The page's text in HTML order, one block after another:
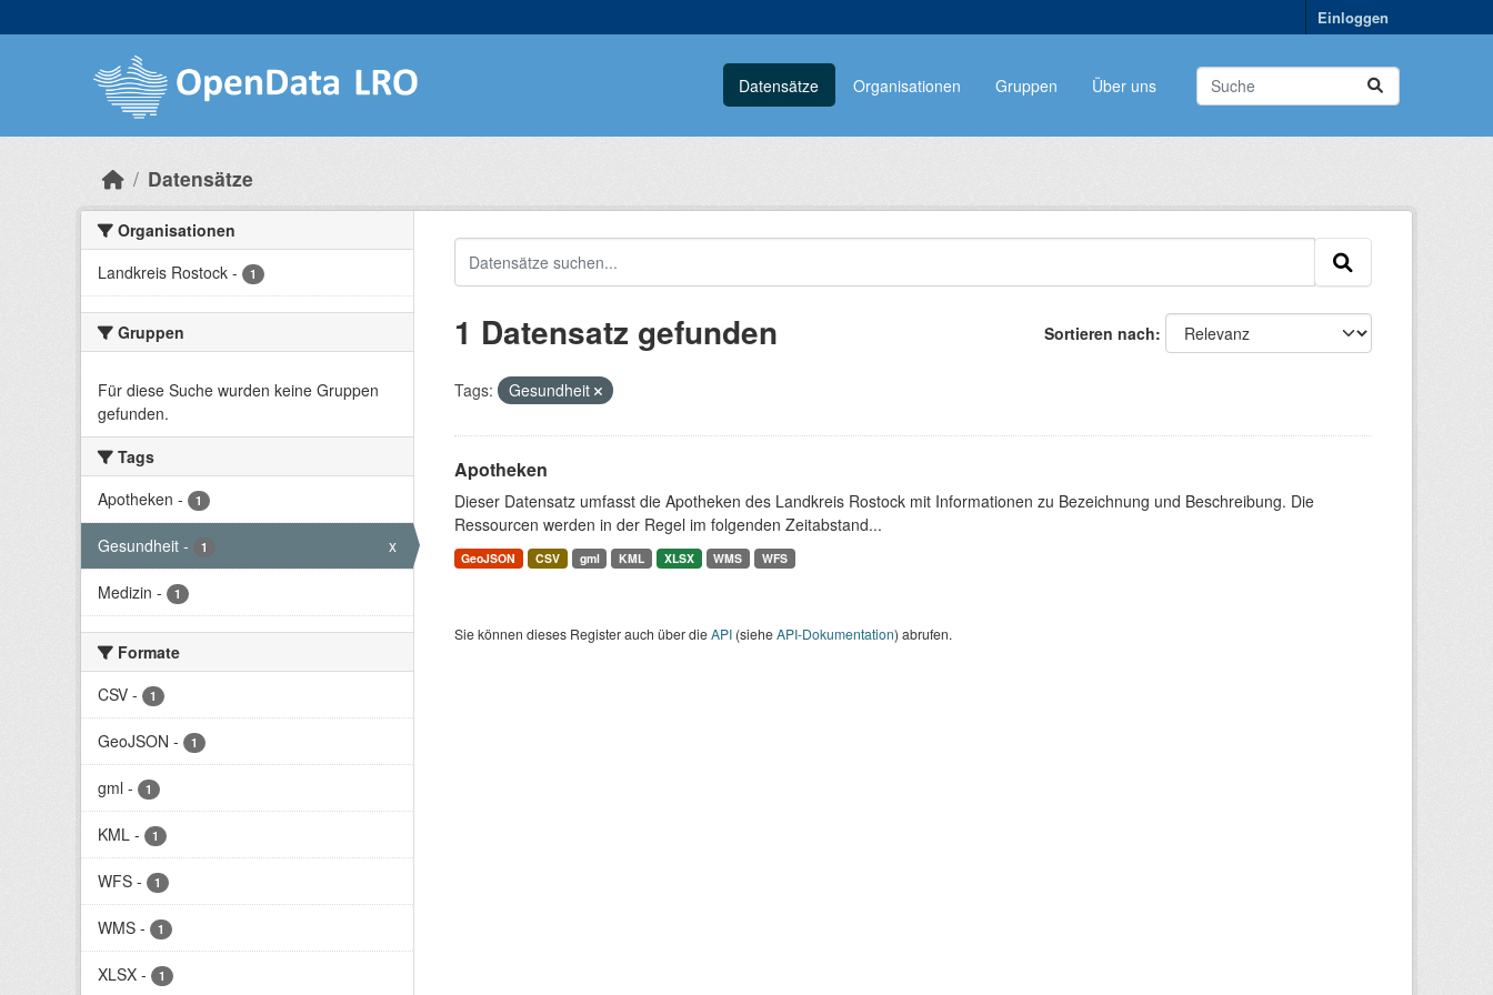
Einloggen
Datensätze Organisationen Gruppen Über uns
Datensätze
Organisationen
Landkreis Rostock - 1
Gruppen
Für diese Suche wurden keine Gruppen
gefunden.
Tags
Apotheken - 1
Gesundheit - 1 x
Medizin - 1
Formate
CSV - 1
GeoJSON - 1
gml - 1
KML - 1
WFS - 1
WMS - 1
XLSX - 1
Sortieren nach
1 Datensatz gefunden
Tags: Gesundheit
Apotheken
Dieser Datensatz umfasst die Apotheken des Landkreis Rostock mit Informationen zu Bezeichnung und Beschreibung. Die
Ressourcen werden in der Regel im folgenden Zeitabstand...
GeoJSON CSV gml KML XLSX WMS WFS
Sie können dieses Register auch über dieAPI(sieheAPI-Dokumentation) abrufen.